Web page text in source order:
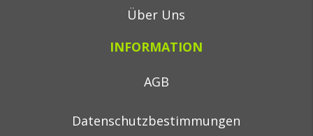
Über Uns
INFORMATION
AGB
Datenschutzbestimmungen